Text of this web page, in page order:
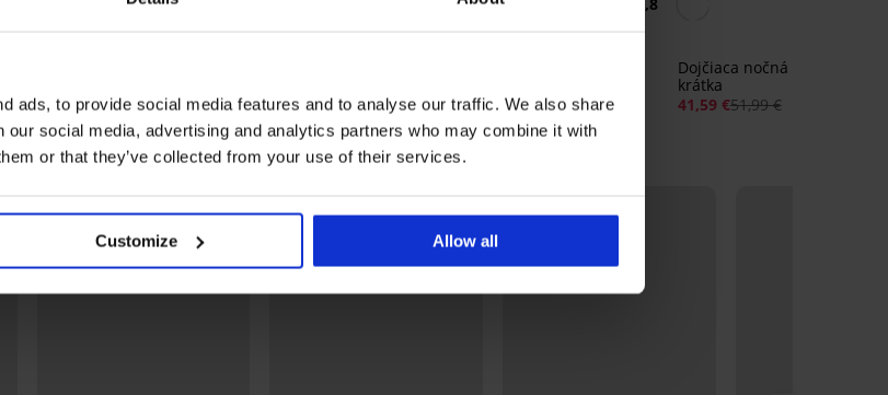
ads, to provide social media features and to analyse our traffic. We also share
our social media, advertising and analytics partners who may combine it with
or that they’ve collected from your use of their services.
Customize Allow all
4,9
€
Tehotenská nočná košeľa Sky
4,8
Materská dojčiaca košieľka
Dojčiaca nočná košieľka Cora
krátka
41,59 €51,99 €
Objavte podobné kúsky